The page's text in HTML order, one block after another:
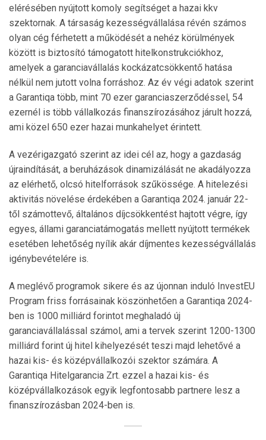
elérésében nyújtott komoly segítséget a hazai kkv
szektornak. A társaság kezességvállalása révén számos
olyan cég férhetett a működését a nehéz körülmények
között is biztosító támogatott hitelkonstrukciókhoz,
amelyek a garanciavállalás kockázatcsökkentő hatása
nélkül nem jutott volna forráshoz. Az év végi adatok szerint
a Garantiqa több, mint 70 ezer garanciaszerződéssel, 54
ezernél is több vállalkozás finanszírozásához járult hozzá,
ami közel 650 ezer hazai munkahelyet érintett.
A vezérigazgató szerint az idei cél az, hogy a gazdaság
újraindítását, a beruházások dinamizálását ne akadályozza
az elérhető, olcsó hitelforrások szűkössége. A hitelezési
aktivitás növelése érdekében a Garantiqa 2024. január 22-
től számottevő, általános díjcsökkentést hajtott végre, így
egyes, állami garanciatámogatás mellett nyújtott termékek
esetében lehetőség nyílik akár díjmentes kezességvállalás
igénybevételére is.
A meglévő programok sikere és az újonnan induló InvestEU
Program friss forrásainak köszönhetően a Garantiqa 2024-
ben is 1000 milliárd forintot meghaladó új
garanciavállalással számol, ami a tervek szerint 1200-1300
milliárd forint új hitel kihelyezését teszi majd lehetővé a
hazai kis- és középvállalkozói szektor számára. A
Garantiqa Hitelgarancia Zrt. ezzel a hazai kis- és
középvállalkozások egyik legfontosabb partnere lesz a
finanszírozásban 2024-ben is.